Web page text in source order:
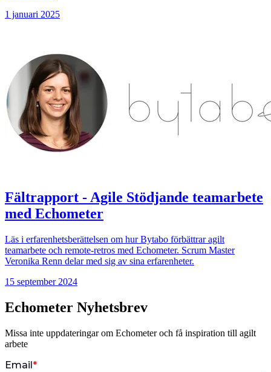
1 januari 2025
Fältrapport - Agile Stödjande teamarbete
med Echometer
Läs i erfarenhetsberättelsen om hur Bytabo förbättrar agilt
teamarbete och remote-retros med Echometer. Scrum Master
Veronika Renn delar med sig av sina erfarenheter.
15 september 2024
Echometer Nyhetsbrev
Missa inte uppdateringar om Echometer och få inspiration till agilt
arbete